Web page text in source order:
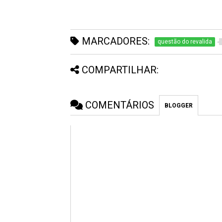
MARCADORES: questão do revalida
COMPARTILHAR:
COMENTÁRIOS BLOGGER